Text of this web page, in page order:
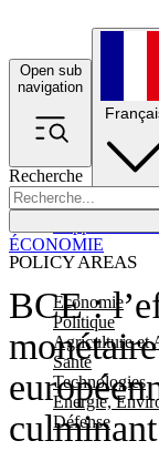
Open sub
navigation
Recherche
POLICY AREAS
Economie
Politique
Agriculture et
Santé
Technologies
Energie,
Défense
BCE :
culminant
ÉCONOMIE